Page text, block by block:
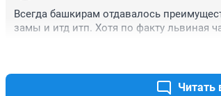
Всегда башкирам отдавалось
замы и итд итп. Хотя по факту львиная
Читать